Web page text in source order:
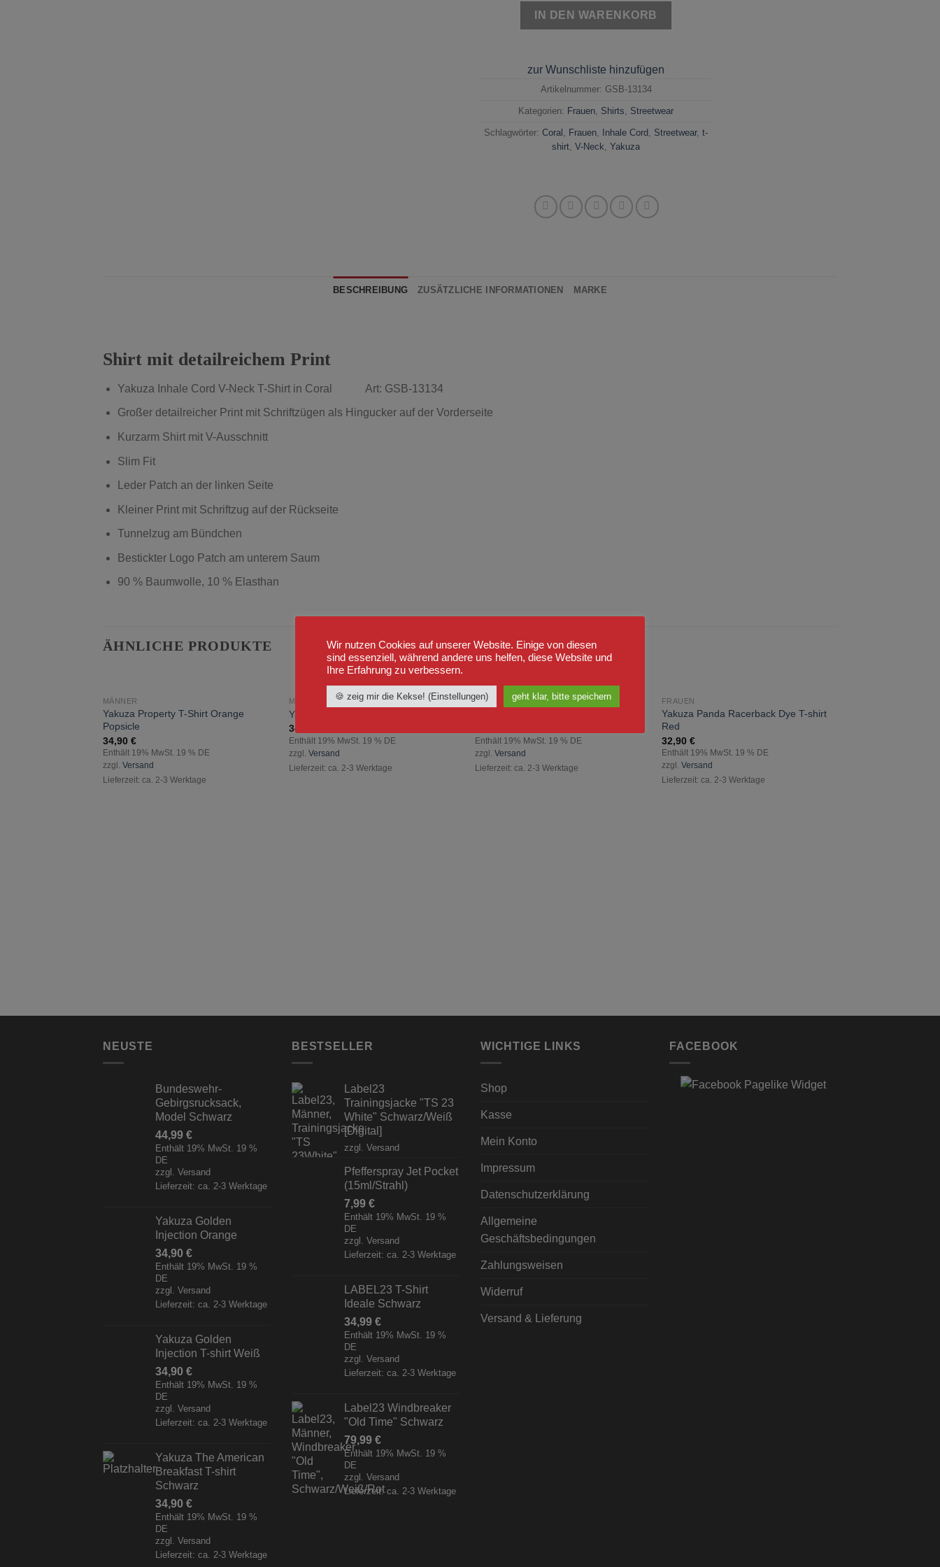
IN DEN WARENKORB
zur Wunschliste hinzufügen
Artikelnummer: GSB-13134
Kategorien: Frauen, Shirts, Streetwear
Schlagwörter: Coral , Frauen, Inhale Cord, Streetwear, t-
shirt, V-Neck, Yakuza
BESCHREIBUNG ZUSÄTZLICHE INFORMATIONEN MARKE
Shirt mit detailreichem Print
Yakuza Inhale Cord V-Neck T-Shirt in Coral Art: GSB-13134
Großer detailreicher Print mit Schriftzügen als Hingucker auf der Vorderseite
Kurzarm Shirt mit V-Ausschnitt
Slim Fit
Leder Patch an der linken Seite
Kleiner Print mit Schriftzug auf der Rückseite
Tunnelzug am Bündchen
Bestickter Logo Patch am unterem Saum
90 % Baumwolle, 10 % Elasthan
ÄHNLICHE PRODUKTE
zur
Wunschliste
MÄNNER
Yakuza Property T-Shirt Orange
Popsicle
34,90 €
Enthält 19% MwSt. 19 % DE
zzgl. Versand
Lieferzeit: ca. 2-3 Werktage
MÄNNER
Yakuza Party Time T-Shirt Weiß
34,90
Enthält 19% MwSt. 19 % DE
zzgl.Versand
Lieferzeit: ca. 2-3 Werktage
MÄNNER
Enthält 19% MwSt. 19 % DE
zzgl.Versand
Lieferzeit: ca. 2-3 Werktage
zur
Wunschliste
FRAUEN
Yakuza Panda Racerback Dye T-shirt
Red
32,90 €
Enthält 19% MwSt. 19 % DE
zzgl. Versand
Lieferzeit: ca. 2-3 Werktage
NEUSTE
Bundeswehr-
Gebirgsrucksack,
Model Schwarz
44,99 €
Enthält 19% MwSt. 19 %
DE
zzgl. Versand
Lieferzeit: ca. 2-3 Werktage
Yakuza Golden
Injection Orange
34,90 €
Enthält 19% MwSt. 19 %
DE
zzgl. Versand
Lieferzeit: ca. 2-3 Werktage
Yakuza Golden
Injection T-shirt Weiß
34,90 €
Enthält 19% MwSt. 19 %
DE
zzgl. Versand
Lieferzeit: ca. 2-3 Werktage
Yakuza The American
Breakfast T-shirt
Schwarz
34,90 €
Enthält 19% MwSt. 19 %
DE
zzgl. Versand
Lieferzeit: ca. 2-3 Werktage
BESTSELLER
Label23
Trainingsjacke "TS 23
White" Schwarz/Weiß
[Digital]
zzgl. Versand
Pfefferspray Jet Pocket
(15ml/Strahl)
7,99 €
Enthält 19% MwSt. 19 %
DE
zzgl. Versand
Lieferzeit: ca. 2-3 Werktage
LABEL23 T-Shirt
Ideale Schwarz
34,99 €
Enthält 19% MwSt. 19 %
DE
zzgl. Versand
Lieferzeit: ca. 2-3 Werktage
Label23 Windbreaker
"Old Time" Schwarz
79,99 €
Enthält 19% MwSt. 19 %
DE
zzgl. Versand
Lieferzeit: ca. 2-3 Werktage
WICHTIGE LINKS
Shop
Kasse
Mein Konto
Impressum
Datenschutzerklärung
Allgemeine
Geschäftsbedingungen
Zahlungsweisen
Widerruf
Versand & Lieferung
FACEBOOK
Wir nutzen Cookies auf unserer Website. Einige von diesen
sind essenziell, während andere uns helfen, diese Website und
Ihre Erfahrung zu verbessern.
🍪 zeig mir die Kekse! (Einstellungen) geht klar, bitte speichern